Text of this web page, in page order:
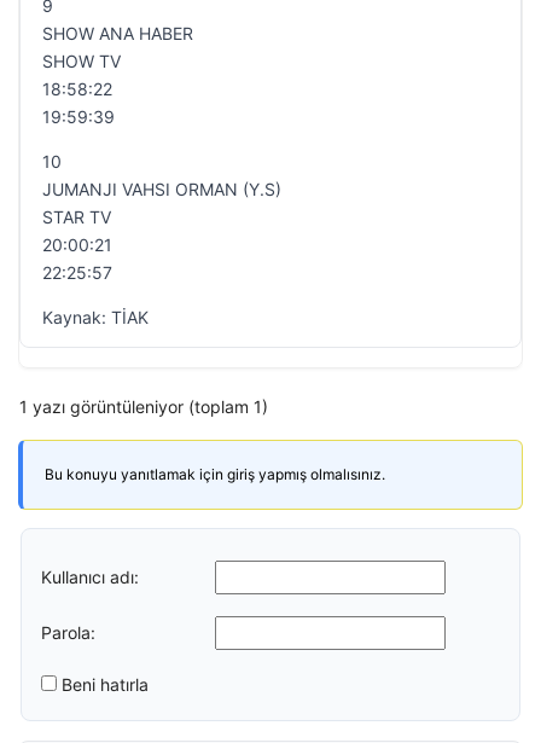
9
SHOW ANA HABER
SHOW TV
18:58:22
19:59:39
10
JUMANJI VAHSI ORMAN (Y.S)
STAR TV
20:00:21
22:25:57
Kaynak: TİAK
1 yazı görüntüleniyor (toplam 1)
Bu konuyu yanıtlamak için giriş yapmış olmalısınız.
Kullanıcı adı:
Parola:
Beni hatırla